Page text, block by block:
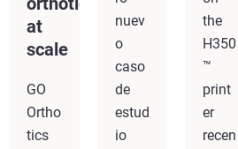
at
scale
GO
Ortho
tics
nuev
o
caso
de
estud
io
the
H350
™
print
er
recen